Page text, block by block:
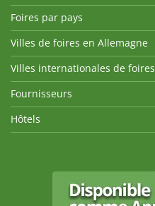
Foires par pays
Villes de foires en Allemagne
Villes internationales de foires
Fournisseurs
Hôtels